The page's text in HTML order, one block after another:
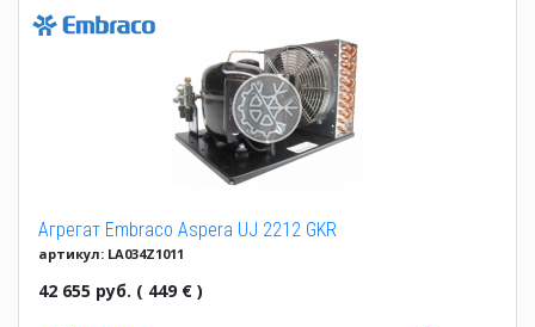
Агрегат Embraco Aspera UJ 2212 GKR
артикул: LA034Z1011
42 655 руб. ( 449 € )